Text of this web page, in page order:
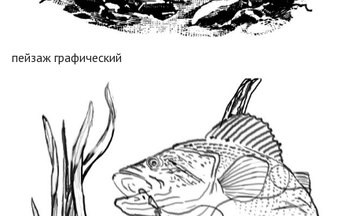
пейзаж графический